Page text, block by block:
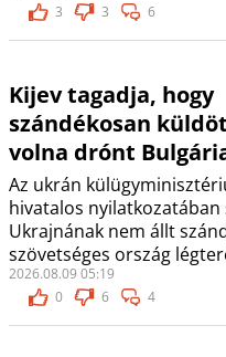
3
3 6
Kijev tagadja, hogy
szándékosan
volna drónt
Az ukrán
hivatalos
Ukrajnának nem állt
szövetséges ország
2026.08.09 05:19
0
6 4